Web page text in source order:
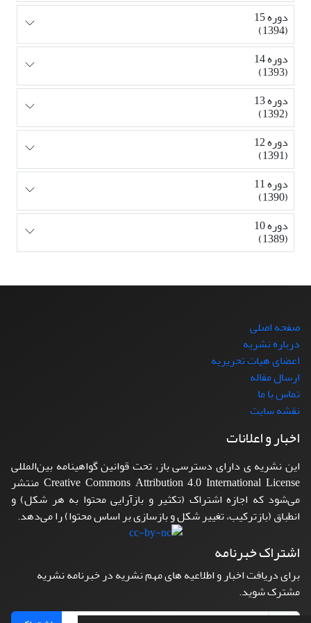
دوره 15
(1394)
دوره 14
(1393)
دوره 13
(1392)
دوره 12
(1391)
دوره 11
(1390)
دوره 10
(1389)
صفحه اصلی
درباره نشریه
اعضای هیات تحریریه
ارسال مقاله
تماس با ما
نقشه سایت
اخبار و اعلانات
این نشریه ی دارای دسترسی باز، تحت قوانین گواهینامه بین‌المللی
Creative Commons Attribution 4.0 International License منتشر
می‌شود که اجازه اشتراک (تکثیر و بازآرایی محتوا به هر شکل) و
انطباق (بازترکیب، تغییر شکل و بازسازی بر اساس محتوا) را می‌دهد.
اشتراک خبرنامه
برای دریافت اخبار و اطلاعیه های مهم نشریه در خبرنامه نشریه
مشترک شوید.